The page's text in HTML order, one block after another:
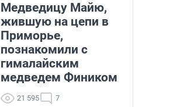
Медведицу Майю,
жившую на цепи в
Приморье,
познакомили с
гималайским
медведем Фиником
21 595 7